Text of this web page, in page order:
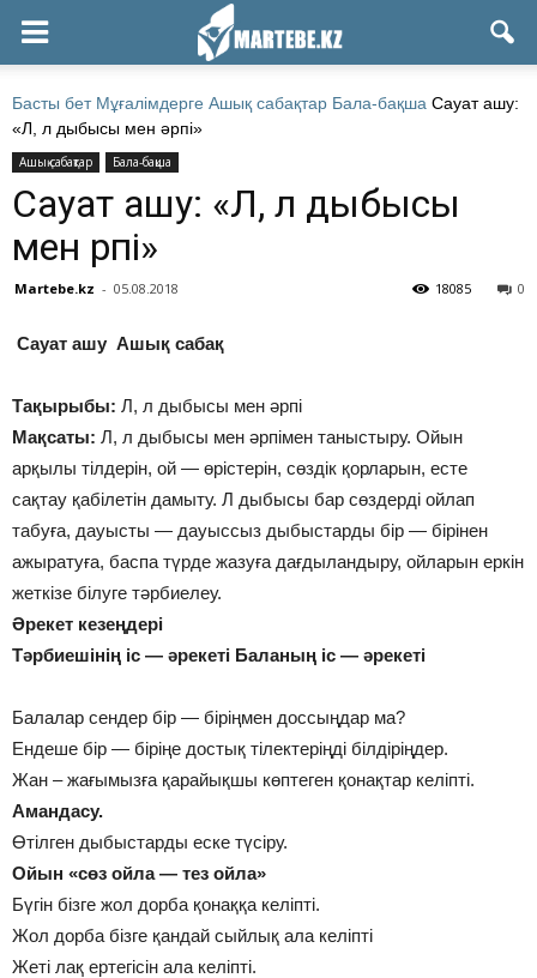
Басты бет Мұғалімдерге Ашық сабақтар Бала-бақша Сауат ашу:
«Л, л дыбысы мен әрпі»
Ашық сабақтар Бала-бақша
Сауат ашу: «Л, л дыбысы
мен әрпі»
Martebe.kz - 05.08.2018 0
18085
Сауат ашу Ашық сабақ
Тақырыбы: Л, л дыбысы мен әрпі
Мақсаты: Л, л дыбысы мен әрпімен таныстыру. Ойын
арқылы тілдерін, ой — өрістерін, сөздік қорларын, есте
сақтау қабілетін дамыту. Л дыбысы бар сөздерді ойлап
табуға, дауысты — дауыссыз дыбыстарды бір — бірінен
ажыратуға, баспа түрде жазуға дағдыландыру, ойларын еркін
жеткізе білуге тәрбиелеу.
Әрекет кезеңдері
Тәрбиешінің іс — әрекеті Баланың іс — әрекеті
Балалар сендер бір — біріңмен доссыңдар ма?
Ендеше бір — біріңе достық тілектеріңді білдіріңдер.
Жан – жағымызға қарайықшы көптеген қонақтар келіпті.
Амандасу.
Өтілген дыбыстарды еске түсіру.
Ойын «сөз ойла — тез ойла»
Бүгін бізге жол дорба қонаққа келіпті.
Жол дорба бізге қандай сыйлық ала келіпті
Жеті лақ ертегісін ала келіпті.